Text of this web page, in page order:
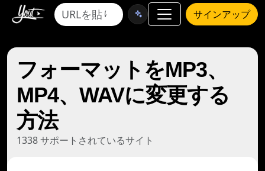
サインアップ
フォーマットをMP3、
MP4、WAVに変更する
方法
1338 サポートされているサイト